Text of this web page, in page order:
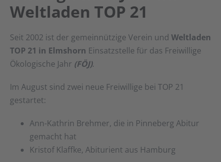
Weltladen TOP 21
Seit 2002 ist der gemeinnützige Verein und Weltladen
TOP 21 in Elmshorn Einsatzstelle für das Freiwillige
Ökologische Jahr (FÖJ).
Im August sind zwei neue Freiwillige bei TOP 21
gestartet:
Ann-Kathrin Brehmer, die in Pinneberg Abitur
gemacht hat
Kristof Klaffke, Abiturient aus Hamburg